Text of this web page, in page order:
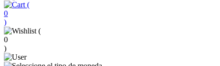
(
0
)
(
0
)